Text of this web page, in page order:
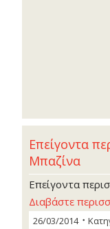
Επείγοντα
Μπαζίνα
Επείγοντα
Διαβάστε
26/03/2014